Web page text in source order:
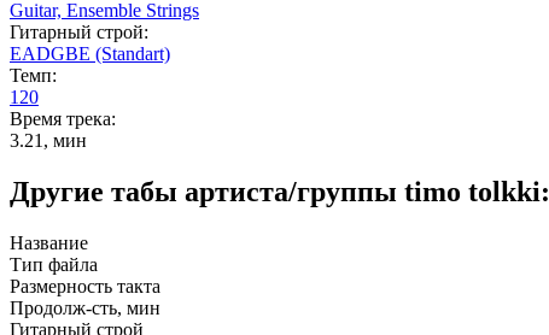
Guitar, Ensemble Strings
Гитарный строй:
EADGBE (Standart)
Темп:
120
Время трека:
3.21, мин
Другие табы артиста/группы timo tolkki:
Название
Тип файла
Размерность такта
Продолж-сть, мин
Гитарный строй